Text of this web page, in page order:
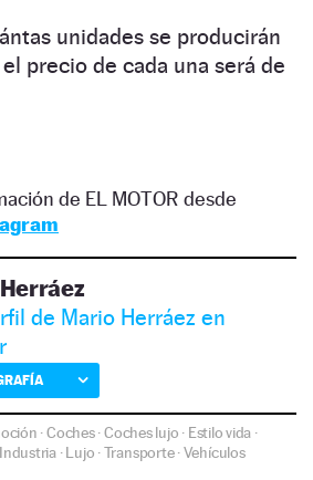
unidades se producirán
precio de cada una será de
de EL MOTOR desde
de Mario Herráez en
·Coches·Coches lujo · Estilo vida ·
Industria·Lujo ·Transporte·Vehículos